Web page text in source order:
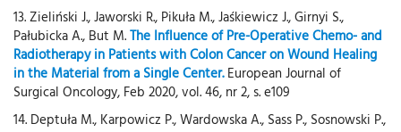
13. Zieliński J., Jaworski R., Pikuła M., Jaśkiewicz J., Girnyi S.,
Pałubicka A., But M.The Influence of Pre-Operative Chemo- and
Radiotherapy in Patients with Colon Cancer on Wound Healing
in the Material from a Single Center.European Journal of
Surgical Oncology, Feb 2020, vol. 46, nr 2, s. e109
14. Deptuła M., Karpowicz P., Wardowska A., Sass P., Sosnowski P.,